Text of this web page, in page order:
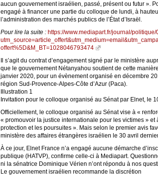
aucun gouvernement israélien, passé, présent ou futur ».
engagé à financer une partie du colloque de lundi, à
l’administration des marchés publics de l’État d’Israël.
Pour lire la suite : https://www.mediapart.fr/journal/
offert%5D&M_BT=1028046793474
Il s’agit du contrat d’engagement signé par le ministère
que le gouvernement Nétanyahou soutient de cette
janvier 2020, pour un évènement organisé en décembre
région Sud-Provence‑Alpes‑Côte d’Azur (Paca).
Illustration 1
Invitation pour le colloque organisé au Sénat par Elnet, le
Officiellement, le colloque organisé au Sénat vise à «
« promouvoir la justice internationale pour les victimes »
protection et les poursuites ». Mais selon le premier avis
ministère des affaires étrangères israélien le 30 avril
À ce jour, Elnet France n’a engagé aucune démarche
publique (HATVP), confirme celle-ci à Mediapart.
ni la sénatrice Dominique Vérien n’ont répondu à nos
Le gouvernement israélien recommande la discrétion